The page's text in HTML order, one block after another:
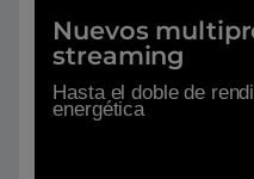
Nuevos
streaming
Hasta el doble de
energética